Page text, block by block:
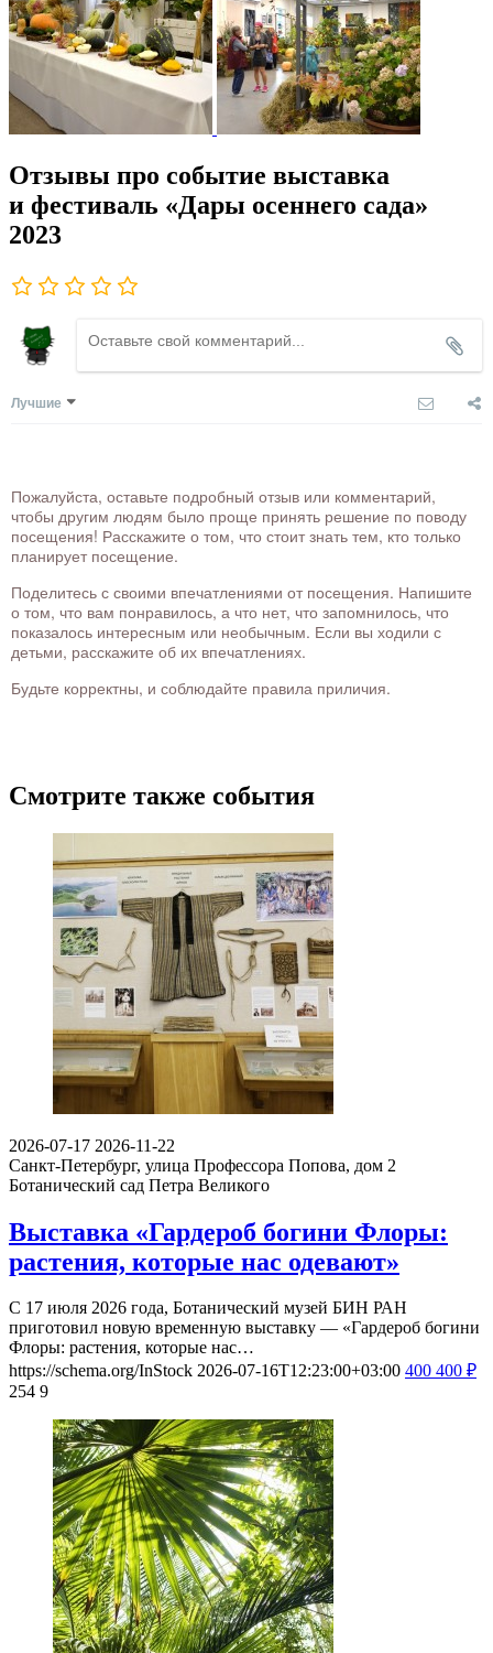
Отзывы про событие выставка
и фестиваль «Дары осеннего сада»
2023
Лучшие
Пожалуйста, оставьте подробный отзыв или комментарий,
чтобы другим людям было проще принять решение по поводу
посещения! Расскажите о том, что стоит знать тем, кто только
планирует посещение.
Поделитесь с своими впечатлениями от посещения. Напишите
о том, что вам понравилось, а что нет, что запомнилось, что
показалось интересным или необычным. Если вы ходили с
детьми, расскажите об их впечатлениях.
Будьте корректны, и соблюдайте правила приличия.
Смотрите также события
2026-07-17 2026-11-22
Санкт-Петербург, улица Профессора Попова, дом 2
Ботанический сад Петра Великого
Выставка «Гардероб богини Флоры:
растения, которые нас одевают»
С 17 июля 2026 года, Ботанический музей БИН РАН
приготовил новую временную выставку — «Гардероб богини
Флоры: растения, которые нас…
https://schema.org/InStock 2026-07-16T12:23:00+03:00 400 400 ₽
254 9